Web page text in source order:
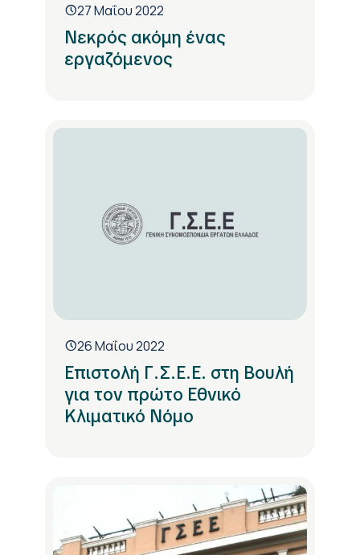
27 Μαΐου 2022
Νεκρός ακόμη ένας
εργαζόμενος
26 Μαΐου 2022
Επιστολή Γ.Σ.Ε.Ε. στη Βουλή
για τον πρώτο Εθνικό
Κλιματικό Νόμο